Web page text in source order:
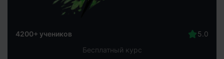
4200+ учеников
Бесплатный курс